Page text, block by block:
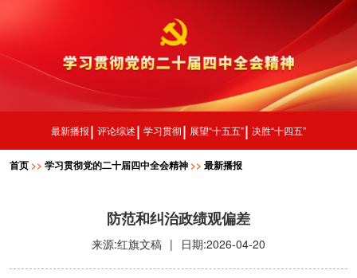
最新播报 评论综述 学习贯彻 展望“十五五” 决胜“十四五”
首页 >> 学习贯彻党的二十届四中全会精神 >> 最新播报
防范和纠治政绩观偏差
来源:红旗文稿 | 日期:2026-04-20